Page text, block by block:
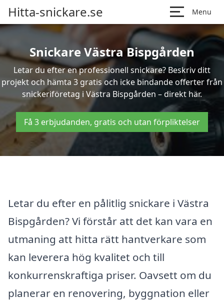
Hitta-snickare.se Menu
Snickare Västra Bispgården
Letar du efter en professionell snickare? Beskriv ditt
projekt och hämta 3 gratis och icke bindande offerter från
snickeriföretag i Västra Bispgården – direkt här.
Få 3 erbjudanden, gratis och utan förpliktelser
Letar du efter en pålitlig snickare i Västra
Bispgården? Vi förstår att det kan vara en
utmaning att hitta rätt hantverkare som
kan leverera hög kvalitet och till
konkurrenskraftiga priser. Oavsett om du
planerar en renovering, byggnation eller